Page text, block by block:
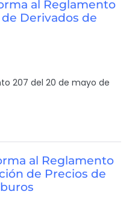
al Reglamento
Derivados de
207 del 20 de mayo de
al Reglamento
de Precios de